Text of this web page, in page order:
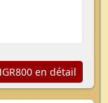
en détail